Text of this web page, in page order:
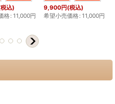
込)
格: 11,000円
9,900円(税込)
希望小売価格: 11,000円